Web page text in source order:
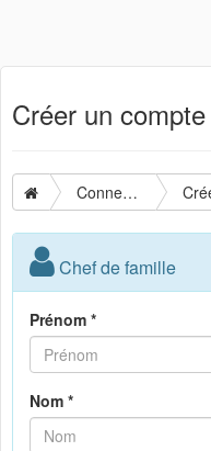
Créer un compte
Connexion
Chef de famille
Prénom *
Nom *